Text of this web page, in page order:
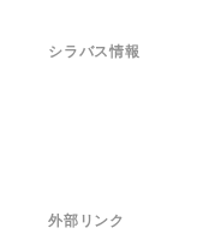
シラバス情報
外部リンク